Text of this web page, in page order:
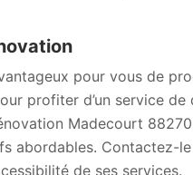
pour vous de
profiter d’un service de
Madecourt 88270,
abordables. Contactez-
de ses services.